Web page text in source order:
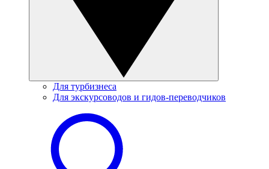
Для турбизнеса
Для экскурсоводов и гидов-переводчиков